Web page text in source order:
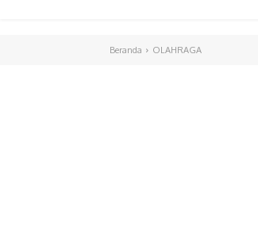
Beranda OLAHRAGA